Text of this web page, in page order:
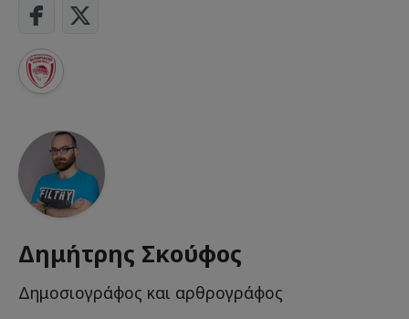
Δημήτρης Σκούφος
Δημοσιογράφος και αρθρογράφος